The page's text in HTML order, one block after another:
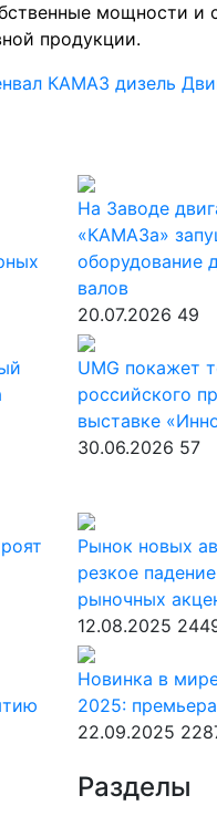
мощности и
продукции.
КАМАЗ дизель
На Заводе
«КАМАЗа»
оборудование
валов
20.07.2026 49
UMG покажет
российского
выставке
30.06.2026 57
Рынок новых
резкое
рыночных
12.08.2025
Новинка в
2025:
22.09.2025
Разделы